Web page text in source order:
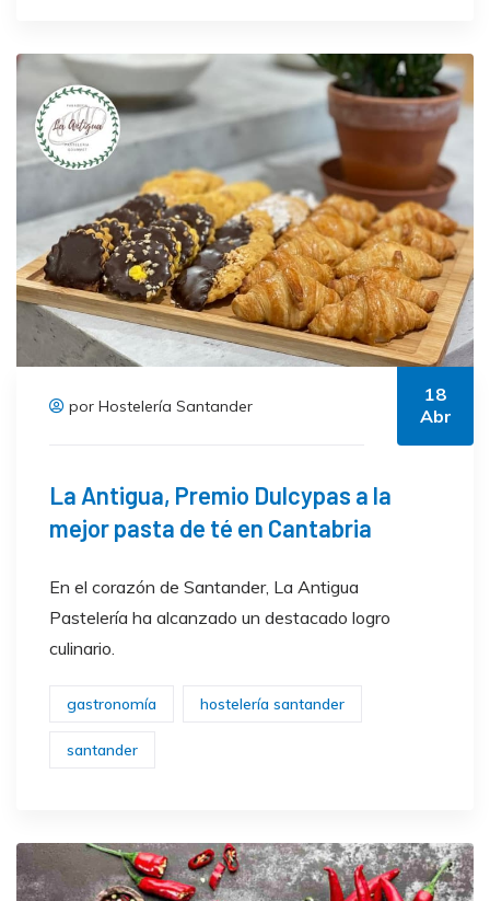
por Hostelería Santander
18
Abr
La Antigua, Premio Dulcypas a la
mejor pasta de té en Cantabria
En el corazón de Santander, La Antigua
Pastelería ha alcanzado un destacado logro
culinario.
gastronomía hostelería santander
santander